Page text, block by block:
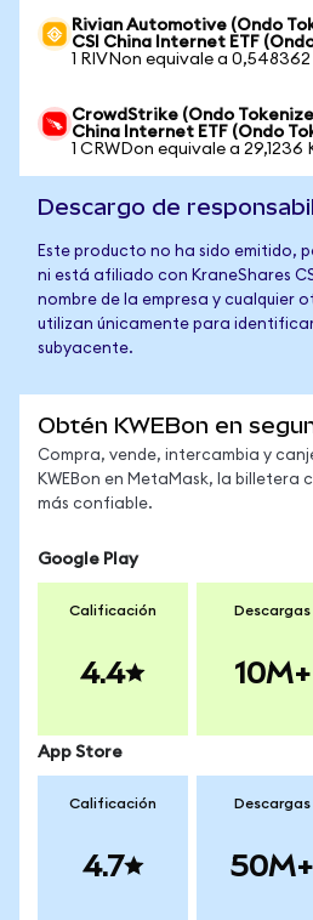
Rivian Automotive (Ondo
CSI China Internet ETF
1 RIVNon equivale a 0,548362
CrowdStrike (Ondo
China Internet ETF (Ondo
1 CRWDon equivale a 29,1236
Descargo de
Este producto no ha sido emitido,
ni está afiliado con KraneShares
nombre de la empresa y cualquier
utilizan únicamente para
subyacente.
Obtén KWEBon en
Compra, vende, intercambia y
KWEBon en MetaMask, la billetera
más confiable.
Google Play
Calificación
4.4
Descargas
10M+
App Store
Calificación
4.7
Descargas
50M+